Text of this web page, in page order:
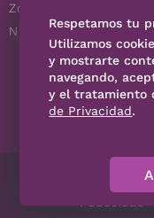
Zoociales
Nuevos Queretanos
Respetamos tu
Utilizamos
y mostrarte
navegando,
y el tratamiento
de Privacidad.